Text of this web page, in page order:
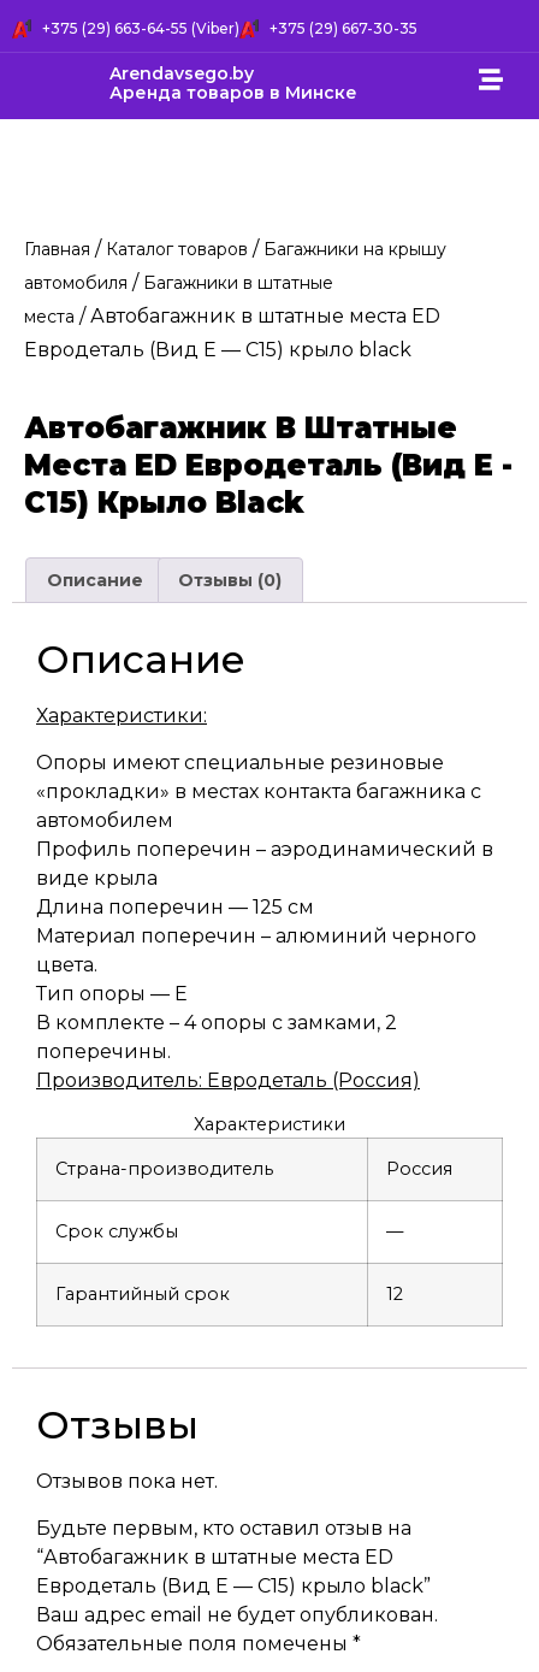
+375 (29) 663-64-55 (Viber) +375 (29) 667-30-35
Arendavsego.by
Аренда товаров в Минске
Главная / Каталог товаров / Багажники на крышу
автомобиля / Багажники в штатные
места / Автобагажник в штатные места ED
Евродеталь (Вид Е — С15) крыло black
Автобагажник В Штатные
Места ED Евродеталь (Вид Е -
С15) Крыло Black
Описание Отзывы (0)
Описание
Характеристики:
Опоры имеют специальные резиновые
«прокладки» в местах контакта багажника с
автомобилем
Профиль поперечин – аэродинамический в
виде крыла
Длина поперечин — 125 см
Материал поперечин – алюминий черного
цвета.
Тип опоры — Е
В комплекте – 4 опоры с замками, 2
поперечины.
Производитель: Евродеталь (Россия)
Характеристики
Страна-производитель Россия
Срок службы —
Гарантийный срок 12
Отзывы
Отзывов пока нет.
Будьте первым, кто оставил отзыв на
“Автобагажник в штатные места ED
Евродеталь (Вид Е — С15) крыло black”
Ваш адрес email не будет опубликован.
Обязательные поля помечены *